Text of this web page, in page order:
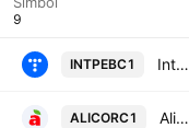
INTPEBC1 Integratel Peru S.A.A Class B
ALICORC1 Alicorp SAA